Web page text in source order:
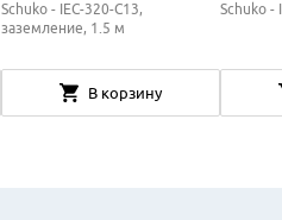
Schuko - IEC-320-C13,
заземление, 1.5 м
В корзину
Schuko -